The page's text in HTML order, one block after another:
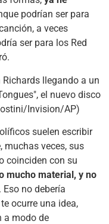
podrían ser para
a veces
ser para los Red
suelen escribir
muchas veces, sus
coinciden con su
mucho material, y no
. Eso no debería
ocurre una idea,
a modo de